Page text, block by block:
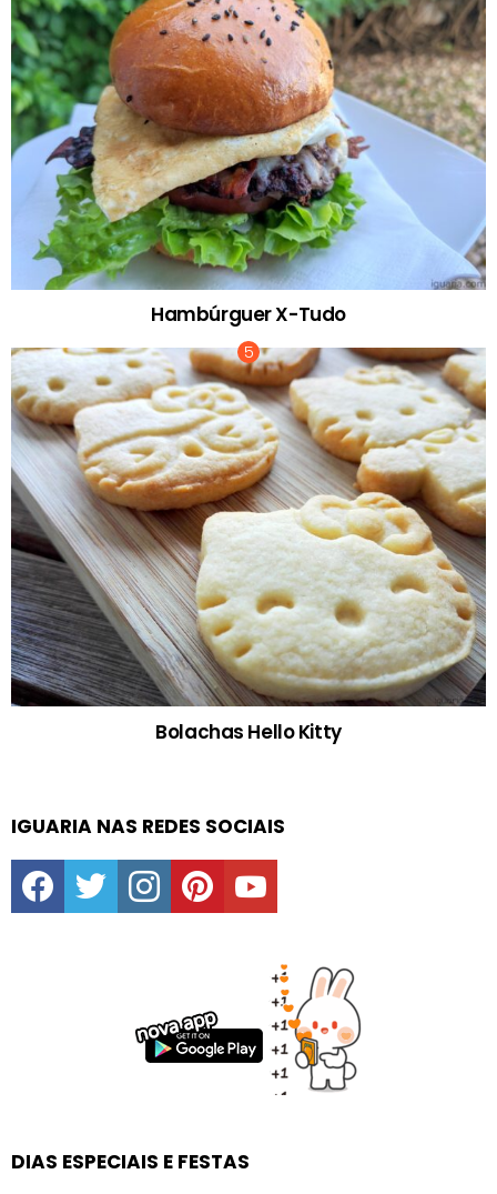
Hambúrguer X-Tudo
Bolachas Hello Kitty
IGUARIA NAS REDES SOCIAIS
facebooktwitter instagrampinterestyoutube
DIAS ESPECIAIS E FESTAS